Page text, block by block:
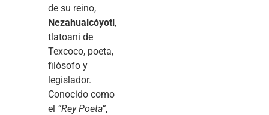
de su reino,
Nezahualcóyotl,
tlatoani de
Texcoco, poeta,
filósofo y
legislador.
Conocido como
el “Rey Poeta”,